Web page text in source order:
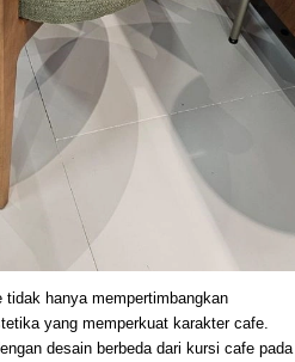
hanya mempertimbangkan
yang memperkuat karakter cafe.
desain berbeda dari kursi cafe pada